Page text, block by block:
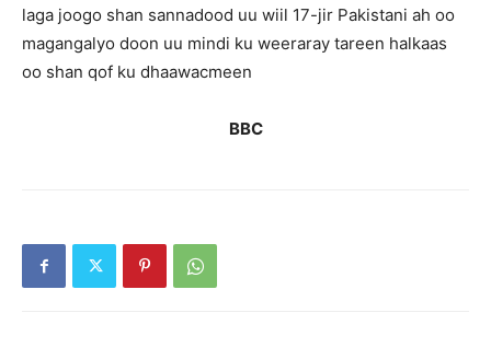
laga joogo shan sannadood uu wiil 17-jir Pakistani ah oo
magangalyo doon uu mindi ku weeraray tareen halkaas
oo shan qof ku dhaawacmeen
BBC